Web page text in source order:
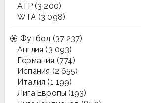
ATP (3 200)
WTA (3 098)
Футбол (37 237)
Англия (3 093)
Германия (774)
Испания (2 655)
Италия (1 199)
Лига Европы (193)